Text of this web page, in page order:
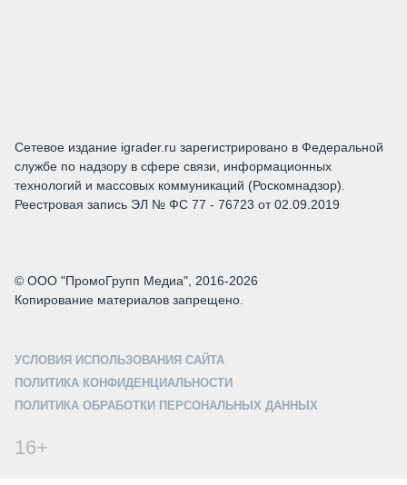
Сетевое издание igrader.ru зарегистрировано в Федеральной
службе по надзору в сфере связи, информационных
технологий и массовых коммуникаций (Роскомнадзор).
Реестровая запись ЭЛ № ФС 77 - 76723 от 02.09.2019
© ООО "ПромоГрупп Медиа", 2016-2026
Копирование материалов запрещено.
УСЛОВИЯ ИСПОЛЬЗОВАНИЯ САЙТА
ПОЛИТИКА КОНФИДЕНЦИАЛЬНОСТИ
ПОЛИТИКА ОБРАБОТКИ ПЕРСОНАЛЬНЫХ ДАННЫХ
16+